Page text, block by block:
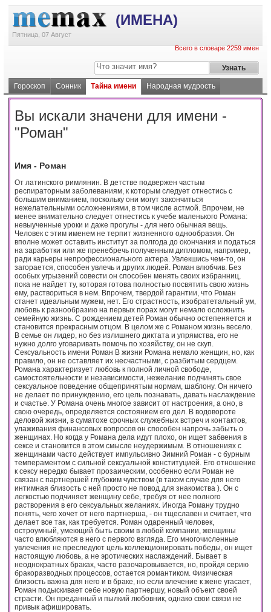
(ИМЕНА)
Пятница, 07 Август
Всего в словаре 2259 имен
Гороскоп Сонник Тайна имени Народная мудрость
Вы искали значени для имени -
"Роман"
Имя - Роман
От латинского римлянин. В детстве подвержен частым
респираторным заболеваниям, к которым следует отнестись с
большим вниманием, поскольку они могут закончиться
нежелательными осложнениями, в том числе астмой. Впрочем, не
менее внимательно следует отнестись к учебе маленького Романа:
невыученные уроки и даже прогулы - для него обычная вещь.
Человек с этим именем не терпит жизненного однообразия. Он
вполне может оставить институт за полгода до окончания и податься
на заработки или же пренебречь полученным дипломом, например,
ради карьеры непрофессионального актера. Увлекшись чем-то, он
загорается, способен увлечь и других людей. Роман влюбчив. Без
особых угрызений совести он способен менять своих избранниц,
пока не найдет ту, которая готова полностью посвятить свою жизнь
ему, раствориться в нем. Впрочем, твердой гарантии, что Роман
станет идеальным мужем, нет. Его страстность, изобратетальный ум,
любовь к разнообразию на первых порах могут немало осложнить
семейную жизнь. С рождением детей Роман обычно остепеняется и
становится прекрасным отцом. В целом же с Романом жизнь весело.
В семье он лидер, но без излишнего диктата и упрямства, его не
нужно долго уговаривать помочь по хозяйству, он не скуп.
Сексуальность имени Роман В жизни Романа немало женщин, но, как
правило, он не оставляет их несчастными, с разбитым сердцем.
Романа характеризует любовь к полной личной свободе,
самостоятельности и независимости, нежелание подчинять свое
сексуальное поведение общепринятым нормам, шаблону. Он ничего
не делает по принуждению, его цель познавать, давать наслаждение
и счастье. У Романа очень многое зависит от настроения, а оно, в
свою очередь, определяется состоянием его дел. В водовороте
деловой жизни, в суматохе срочных служебных встреч и контактов,
улаживания финансовых вопросов он способен напрочь забыть о
женщинах. Но когда у Романа дела идут плохо, он ищет забвения в
сексе и становится в этом смысле неудержимым. В отношениях с
женщинами часто действует импульсивно Зимний Роман - с бурным
темпераментом с сильной сексуальной конституцией. Его отношение
к сексу нередко бывает прозаическим, особенно если Роман не
связан с партнершей глубоким чувством (в таком случае для него
интимная близость с ней просто не повод для знакомства ). Он с
легкостью подчиняет женщину себе, требуя от нее полного
растворения в его сексуальных желаниях. Иногда Роману трудно
понять, чего хочет от него партнерша, - он тщеславен и считает, что
делает все так, как требуется. Роман одаренный человек,
остроумный, умеющий быть своим в любой компании, женщины
часто влюбляются в него с первого взгляда. Его многочисленные
увлечения не преследуют цель коллекционировать победы, он ищет
настоящую любовь, а не эротических наслаждений. Бывает в
неоднократных браках, часто разочаровывается, но, пройдя серию
бракоразводных процессов, остается романтиком. Физическая
близость важна для него и в браке, но если влечение к жене угасает,
Роман подыскивает себе новую партнершу, новый объект своей
страсти. Он преданный и пылкий любовник, однако свои связи не
привык афишировать.